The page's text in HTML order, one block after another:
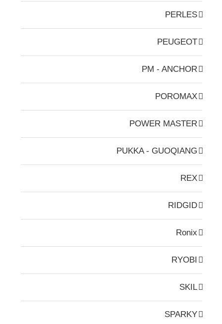
PERLES
PEUGEOT
PM - ANCHOR
POROMAX
POWER MASTER
PUKKA - GUOQIANG
REX
RIDGID
Ronix
RYOBI
SKIL
SPARKY